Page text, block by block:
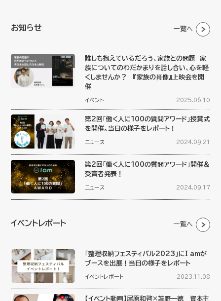
お知らせ 一覧へ
誰しも抱えているだろう、家族との問題 家
族についてのわだかまりを話し合い、心を軽
くしませんか？ 『家族の肖像』上映会を開
催
イベント 2025.06.10
第2回「働く人に100の質問アワード」授賞式
を開催。当日の様子をレポート！
ニュース 2024.09.21
第2回「働く人に100の質問アワード」開催＆
受賞者発表！
ニュース 2024.09.17
イベントレポート 一覧へ
「整理収納フェスティバル2023」にI amが
ブースを出展！当日の様子をレポート
イベントレポート 2023.11.08
【イベント動画】尾原和啓×苫野一徳 資本主